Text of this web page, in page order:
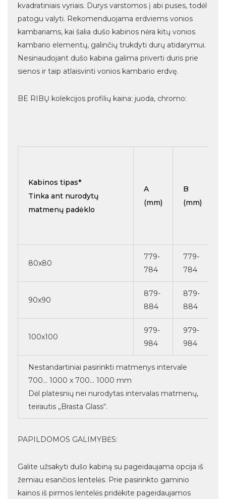
kvadratiniais vyriais. Durys varstomos į abi puses, todėl
patogu valyti. Rekomenduojama erdviems vonios
kambariams, kai šalia dušo kabinos nėra kitų vonios
kambario elementų, galinčių trukdyti durų atidarymui.
Nesinaudojant dušo kabina galima priverti duris prie
sienos ir taip atlaisvinti vonios kambario erdvę.
BE RIBŲ kolekcijos profilių kaina: juoda, chromo:
Kabinos tipas*
Tinka ant nurodytų
matmenų padėklo
A
(mm)
B
(mm)
80x80
779-
784
779-
784
90x90
879-
884
879-
884
100x100
979-
984
979-
984
Nestandartiniai pasirinkti matmenys intervale
700... 1000 x 700... 1000 mm
Dėl platesnių nei nurodytas intervalas matmenų,
teirautis „Brasta Glass“.
PAPILDOMOS GALIMYBĖS:
Galite užsakyti dušo kabiną su pageidaujama opcija iš
žemiau esančios lentelės. Prie pasirinkto gaminio
kainos iš pirmos lentelės pridėkite pageidaujamos